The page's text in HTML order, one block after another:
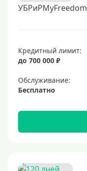
УБРиРMyFreedom
Кредитный лимит:
до 700 000 ₽
Обслуживание:
Бесплатно